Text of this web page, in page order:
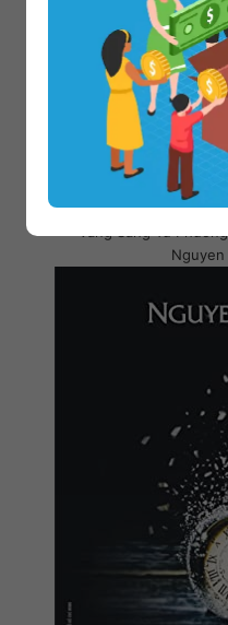
Vang Sang Tu
Nguyen